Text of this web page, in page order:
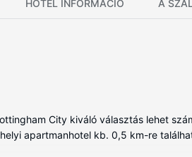
HOTEL INFORMÁCIÓ A
City kiváló választás lehet
apartmanhotel kb. 0,5 km-re